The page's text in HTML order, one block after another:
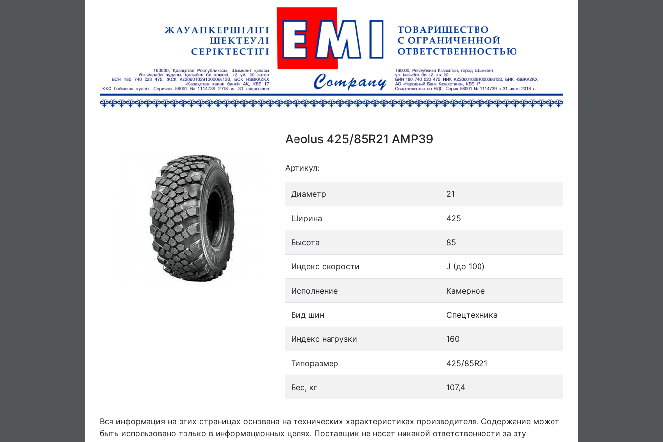
Aeolus 425/85R21 AMP39
Артикул:
Диаметр 21
Ширина 425
Высота 85
Индекс скорости J (до 100)
Исполнение Камерное
Вид шин Спецтехника
Индекс нагрузки 160
Типоразмер 425/85R21
Вес, кг 107,4
Вся информация на этих страницах основана на технических характеристиках производителя. Содержание может
быть использовано только в информационных целях. Поставщик не несет никакой ответственности за эту